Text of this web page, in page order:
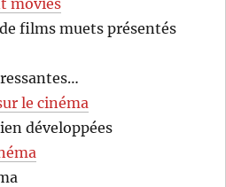
films muets présentés
le cinéma
développées